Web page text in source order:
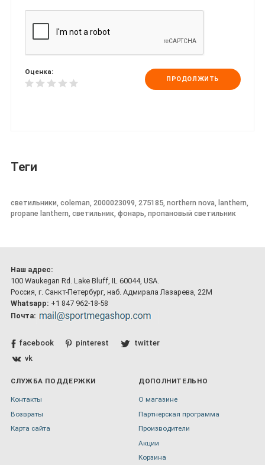
Оценка:
ПРОДОЛЖИТЬ
Теги
светильники, coleman, 2000023099, 275185, northern nova, lanthern,
propane lanthern, светильник, фонарь, пропановый светильник
Наш адрес:
100 Waukegan Rd. Lake Bluff, IL 60044, USA.
Россия, г. Санкт-Петербург, наб. Адмирала Лазарева, 22М
Whatsapp: +1 847 962-18-58
Почта:
facebook pinterest
twitter
vk
СЛУЖБА ПОДДЕРЖКИ
Контакты
Возвраты
Карта сайта
ДОПОЛНИТЕЛЬНО
О магазине
Партнерская программа
Производители
Акции
Корзина